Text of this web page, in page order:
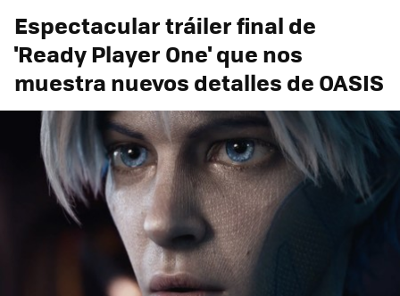
Espectacular tráiler final de
'Ready Player One' que nos
muestra nuevos detalles de OASIS